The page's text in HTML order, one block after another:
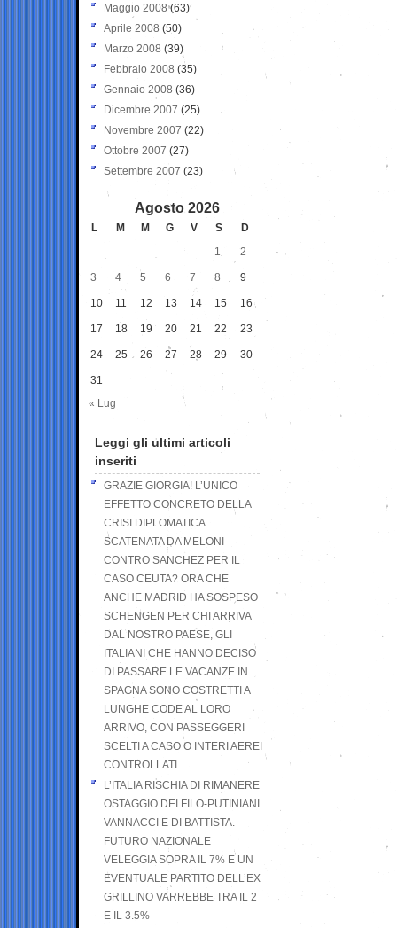
Maggio 2008(63)
Aprile 2008 (50)
Marzo 2008 (39)
Febbraio 2008 (35)
Gennaio 2008 (36)
Dicembre 2007 (25)
Novembre 2007 (22)
Ottobre 2007 (27)
Settembre 2007 (23)
Agosto 2026
L M M G V S
D
1
2
3 4 5 6 7 8 9
10 11 12 13 14 15 16
17 18 19 20 21 22 23
24 25 26 27 28 29 30
31
« Lug
Leggi gli ultimi articoli
inseriti
GRAZIE GIORGIA! L’UNICO
EFFETTO CONCRETO DELLA
CRISI DIPLOMATICA
SCATENATA DA MELONI
CONTRO SANCHEZ PER IL
CASO CEUTA? ORA CHE
ANCHE MADRID HA SOSPESO
SCHENGEN PER CHI ARRIVA
DAL NOSTRO PAESE, GLI
ITALIANI CHE HANNO DECISO
DI PASSARE LE VACANZE IN
SPAGNA SONO COSTRETTI A
LUNGHE CODE AL LORO
ARRIVO, CON PASSEGGERI
SCELTI A CASO O INTERI AEREI
CONTROLLATI
L’ITALIA RISCHIA DI RIMANERE
OSTAGGIO DEI FILO-PUTINIANI
VANNACCI E DI BATTISTA.
FUTURO NAZIONALE
VELEGGIA SOPRA IL 7% E UN
EVENTUALE PARTITO DELL’EX
GRILLINO VARREBBE TRA IL 2
E IL 3.5%